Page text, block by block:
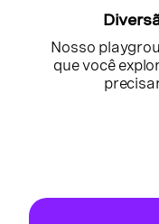
Nosso
que você